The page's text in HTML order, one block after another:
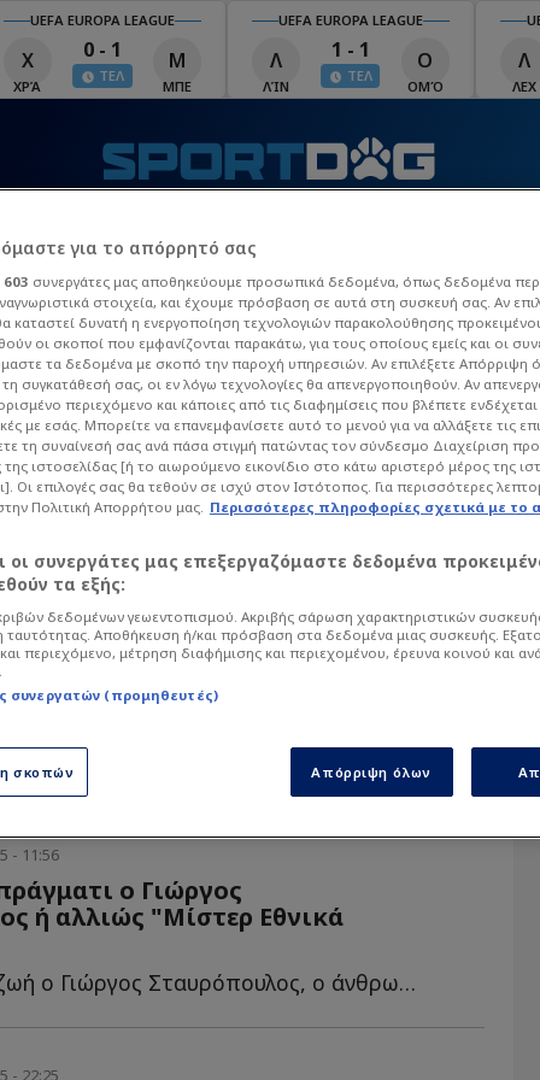
UEFA EUROPA LEAGUE
Χ
ΧΡΆ
0 - 1
ΤΕΛ
Μ
ΜΠΕ
UEFA EUROPA LEAGUE
Λ
ΛΊΝ
1 - 1
ΤΕΛ
Ο
ΟΜΌ
Λ
ΛΕΧ
MATCHZONE
La Liga Champions League Europa
άρθρα του Sportdog σχετικά με το θέμα
στον φίλαθλο.
- 11:56
ο Γιώργος
ή αλλιώς "Μίστερ Εθνικά
Έφυγε από τη ζωή ο Γιώργος Σταυρόπουλος, ο άνθρωπος π...
- 22:25
για το απόρρητό σας
603 συνεργάτες μας αποθηκεύουμε προσωπικά δεδομένα, όπως δεδομένα
στοιχεία, και έχουμε πρόσβαση σε αυτά στη συσκευή σας. Αν
καταστεί δυνατή η ενεργοποίηση τεχνολογιών παρακολούθησης
οι σκοποί που εμφανίζονται παρακάτω, για τους οποίους εμείς και οι
τα δεδομένα με σκοπό την παροχή υπηρεσιών. Αν επιλέξετε Απόρριψη
συγκατάθεσή σας, οι εν λόγω τεχνολογίες θα απενεργοποιηθούν. Αν
περιεχόμενο και κάποιες από τις διαφημίσεις που βλέπετε ενδέχεται
με εσάς. Μπορείτε να επανεμφανίσετε αυτό το μενού για να αλλάξετε τις
τη συναίνεσή σας ανά πάσα στιγμή πατώντας τον σύνδεσμο Διαχείριση
ιστοσελίδας [ή το αιωρούμενο εικονίδιο στο κάτω αριστερό μέρος της
Οι επιλογές σας θα τεθούν σε ισχύ στον Ιστότοπος. Για περισσότερες
Πολιτική Απορρήτου μας. Περισσότερες πληροφορίες σχετικά με το
οι συνεργάτες μας επεξεργαζόμαστε δεδομένα
τα εξής:
δεδομένων γεωεντοπισμού. Ακριβής σάρωση χαρακτηριστικών
ταυτότητας. Αποθήκευση ή/και πρόσβαση στα δεδομένα μιας συσκευής.
περιεχόμενο, μέτρηση διαφήμισης και περιεχομένου, έρευνα κοινού και
συνεργατών (προμηθευτές)
σκοπών Απόρριψη όλων